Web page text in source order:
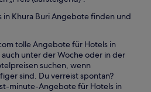
in Khura Buri Angebote finden und
tolle Angebote für Hotels in
auch unter der Woche oder in der
suchen, wenn
sind. Du verreist spontan?
minute-Angebote für Hotels in